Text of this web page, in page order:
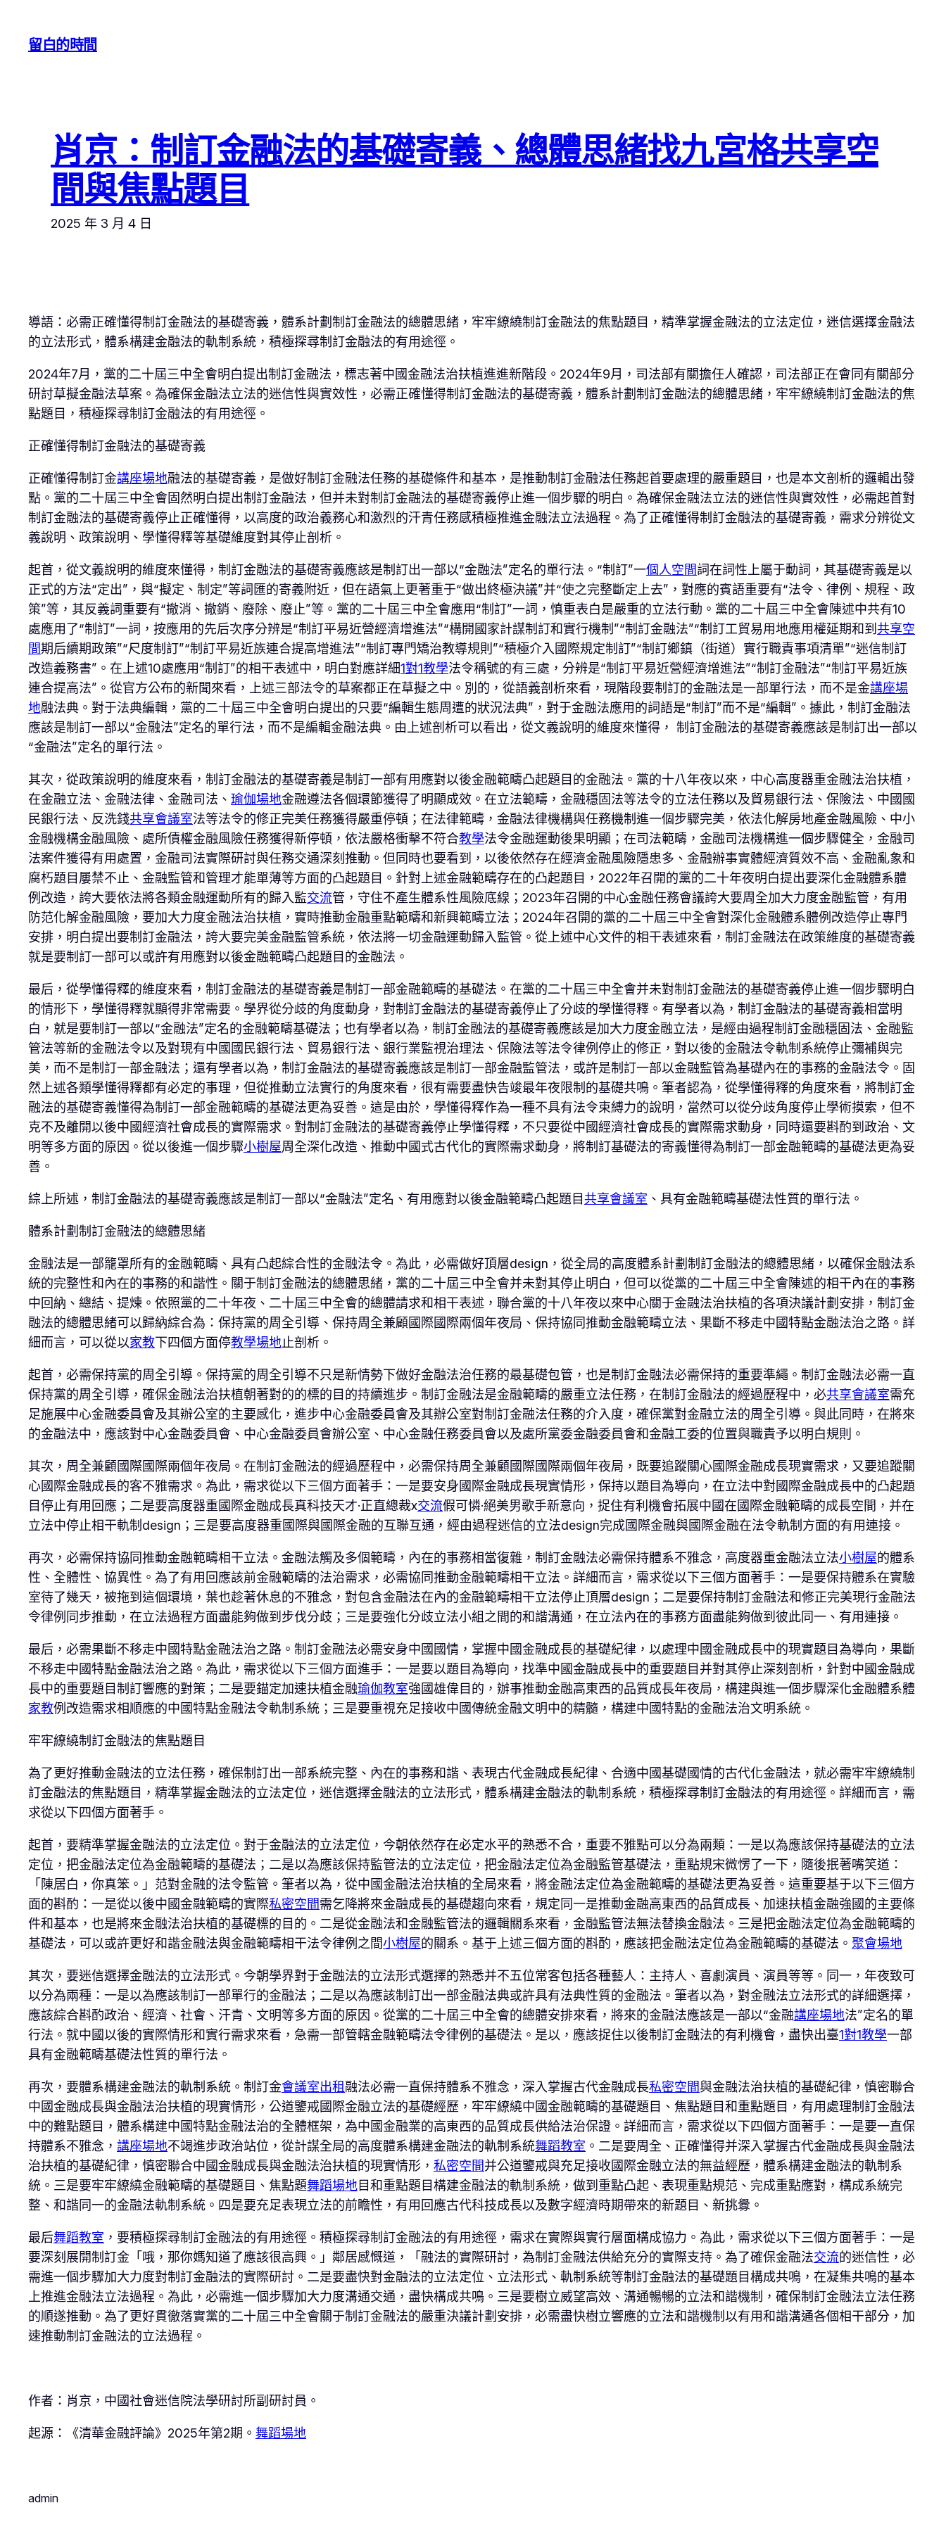
留白的時間
肖京：制訂金融法的基礎寄義、總體思緒找九宮格共享空
間與焦點題目
2025 年 3 月 4 日
導語：必需正確懂得制訂金融法的基礎寄義，體系計劃制訂金融法的總體思緒，牢牢繚繞制訂金融法的焦點題目，精準掌握金融法的立法定位，迷信選擇金融法
的立法形式，體系構建金融法的軌制系統，積極探尋制訂金融法的有用途徑。
2024年7月，黨的二十屆三中全會明白提出制訂金融法，標志著中國金融法治扶植進進新階段。2024年9月，司法部有關擔任人確認，司法部正在會同有關部分
研討草擬金融法草案。為確保金融法立法的迷信性與實效性，必需正確懂得制訂金融法的基礎寄義，體系計劃制訂金融法的總體思緒，牢牢繚繞制訂金融法的焦
點題目，積極探尋制訂金融法的有用途徑。
正確懂得制訂金融法的基礎寄義
正確懂得制訂金講座場地融法的基礎寄義，是做好制訂金融法任務的基礎條件和基本，是推動制訂金融法任務起首要處理的嚴重題目，也是本文剖析的邏輯出發
點。黨的二十屆三中全會固然明白提出制訂金融法，但并未對制訂金融法的基礎寄義停止進一個步驟的明白。為確保金融法立法的迷信性與實效性，必需起首對
制訂金融法的基礎寄義停止正確懂得，以高度的政治義務心和激烈的汗青任務感積極推進金融法立法過程。為了正確懂得制訂金融法的基礎寄義，需求分辨從文
義說明、政策說明、學懂得釋等基礎維度對其停止剖析。
起首，從文義說明的維度來懂得，制訂金融法的基礎寄義應該是制訂出一部以“金融法”定名的單行法。“制訂”一個人空間詞在詞性上屬于動詞，其基礎寄義是以
正式的方法“定出”，與“擬定、制定”等詞匯的寄義附近，但在語氣上更著重于“做出終極決議”并“使之完整斷定上去”，對應的賓語重要有“法令、律例、規程、政
策”等，其反義詞重要有“撤消、撤銷、廢除、廢止”等。黨的二十屆三中全會應用“制訂”一詞，慎重表白是嚴重的立法行動。黨的二十屆三中全會陳述中共有10
處應用了“制訂”一詞，按應用的先后次序分辨是“制訂平易近營經濟增進法”“構開國家計謀制訂和實行機制”“制訂金融法”“制訂工貿易用地應用權延期和到 共享空
間期后續期政策”“尺度制訂”“制訂平易近族連合提高增進法”“制訂專門矯治教導規則”“積極介入國際規定制訂”“制訂鄉鎮（街道）實行職責事項清單”“迷信制訂
改造義務書”。在上述10處應用“制訂”的相干表述中，明白對應詳細1對1教學法令稱號的有三處，分辨是“制訂平易近營經濟增進法”“制訂金融法”“制訂平易近族
連合提高法”。從官方公布的新聞來看，上述三部法令的草案都正在草擬之中。別的，從語義剖析來看，現階段要制訂的金融法是一部單行法，而不是金講座場
地融法典。對于法典編輯，黨的二十屆三中全會明白提出的只要“編輯生態周遭的狀況法典”，對于金融法應用的詞語是“制訂”而不是“編輯”。據此，制訂金融法
應該是制訂一部以“金融法”定名的單行法，而不是編輯金融法典。由上述剖析可以看出，從文義說明的維度來懂得， 制訂金融法的基礎寄義應該是制訂出一部以
“金融法”定名的單行法。
其次，從政策說明的維度來看，制訂金融法的基礎寄義是制訂一部有用應對以後金融範疇凸起題目的金融法。黨的十八年夜以來，中心高度器重金融法治扶植，
在金融立法、金融法律、金融司法、 瑜伽場地金融遵法各個環節獲得了明顯成效。在立法範疇，金融穩固法等法令的立法任務以及貿易銀行法、保險法、中國國
民銀行法、反洗錢共享會議室法等法令的修正完美任務獲得嚴重停頓；在法律範疇，金融法律機構與任務機制進一個步驟完美，依法化解房地產金融風險、中小
金融機構金融風險、處所債權金融風險任務獲得新停頓，依法嚴格衝擊不符合教學法令金融運動後果明顯；在司法範疇，金融司法機構進一個步驟健全，金融司
法案件獲得有用處置，金融司法實際研討與任務交通深刻推動。但同時也要看到，以後依然存在經濟金融風險隱患多、金融辦事實體經濟質效不高、金融亂象和
腐朽題目屢禁不止、金融監管和管理才能單薄等方面的凸起題目。針對上述金融範疇存在的凸起題目，2022年召開的黨的二十年夜明白提出要深化金融體系體
例改造，誇大要依法將各類金融運動所有的歸入監交流管，守住不產生體系性風險底線；2023年召開的中心金融任務會議誇大要周全加大力度金融監管，有用
防范化解金融風險，要加大力度金融法治扶植，實時推動金融重點範疇和新興範疇立法；2024年召開的黨的二十屆三中全會對深化金融體系體例改造停止專門
安排，明白提出要制訂金融法，誇大要完美金融監管系統，依法將一切金融運動歸入監管。從上述中心文件的相干表述來看，制訂金融法在政策維度的基礎寄義
就是要制訂一部可以或許有用應對以後金融範疇凸起題目的金融法。
最后，從學懂得釋的維度來看，制訂金融法的基礎寄義是制訂一部金融範疇的基礎法。在黨的二十屆三中全會并未對制訂金融法的基礎寄義停止進一個步驟明白
的情形下，學懂得釋就顯得非常需要。學界從分歧的角度動身，對制訂金融法的基礎寄義停止了分歧的學懂得釋。有學者以為，制訂金融法的基礎寄義相當明
白，就是要制訂一部以“金融法”定名的金融範疇基礎法；也有學者以為，制訂金融法的基礎寄義應該是加大力度金融立法，是經由過程制訂金融穩固法、金融監
管法等新的金融法令以及對現有中國國民銀行法、貿易銀行法、銀行業監視治理法、保險法等法令律例停止的修正，對以後的金融法令軌制系統停止彌補與完
美，而不是制訂一部金融法；還有學者以為，制訂金融法的基礎寄義應該是制訂一部金融監管法，或許是制訂一部以金融監管為基礎內在的事務的金融法令。固
然上述各類學懂得釋都有必定的事理，但從推動立法實行的角度來看，很有需要盡快告竣最年夜限制的基礎共鳴。筆者認為，從學懂得釋的角度來看，將制訂金
融法的基礎寄義懂得為制訂一部金融範疇的基礎法更為妥善。這是由於，學懂得釋作為一種不具有法令束縛力的說明，當然可以從分歧角度停止學術摸索，但不
克不及離開以後中國經濟社會成長的實際需求。對制訂金融法的基礎寄義停止學懂得釋，不只要從中國經濟社會成長的實際需求動身，同時還要斟酌到政治、文
明等多方面的原因。從以後進一個步驟小樹屋周全深化改造、推動中國式古代化的實際需求動身，將制訂基礎法的寄義懂得為制訂一部金融範疇的基礎法更為妥
善。
綜上所述，制訂金融法的基礎寄義應該是制訂一部以“金融法”定名、有用應對以後金融範疇凸起題目共享會議室 、具有金融範疇基礎法性質的單行法。
體系計劃制訂金融法的總體思緒
金融法是一部籠罩所有的金融範疇、具有凸起綜合性的金融法令。為此，必需做好頂層design，從全局的高度體系計劃制訂金融法的總體思緒，以確保金融法系
統的完整性和內在的事務的和諧性。關于制訂金融法的總體思緒，黨的二十屆三中全會并未對其停止明白，但可以從黨的二十屆三中全會陳述的相干內在的事務
中回納、總結、提煉。依照黨的二十年夜、二十屆三中全會的總體請求和相干表述，聯合黨的十八年夜以來中心關于金融法治扶植的各項決議計劃安排，制訂金
融法的總體思緒可以歸納綜合為：保持黨的周全引導、保持周全兼顧國際國際兩個年夜局、保持協同推動金融範疇立法、果斷不移走中國特點金融法治之路。詳
細而言，可以從以家教下四個方面停教學場地止剖析。
起首，必需保持黨的周全引導。保持黨的周全引導不只是新情勢下做好金融法治任務的最基礎包管，也是制訂金融法必需保持的重要準繩。制訂金融法必需一直
保持黨的周全引導，確保金融法治扶植朝著對的的標的目的持續進步。制訂金融法是金融範疇的嚴重立法任務，在制訂金融法的經過歷程中，必共享會議室需充
足施展中心金融委員會及其辦公室的主要感化，進步中心金融委員會及其辦公室對制訂金融法任務的介入度，確保黨對金融立法的周全引導。與此同時，在將來
的金融法中，應該對中心金融委員會、中心金融委員會辦公室、中心金融任務委員會以及處所黨委金融委員會和金融工委的位置與職責予以明白規則。
其次，周全兼顧國際國際兩個年夜局。在制訂金融法的經過歷程中，必需保持周全兼顧國際國際兩個年夜局，既要追蹤關心國際金融成長現實需求，又要追蹤關
心國際金融成長的客不雅需求。為此，需求從以下三個方面著手：一是要安身國際金融成長現實情形，保持以題目為導向，在立法中對國際金融成長中的凸起題
目停止有用回應；二是要高度器重國際金融成長真科技天才·正直總裁x交流假可憐·絕美男歌手新意向，捉住有利機會拓展中國在國際金融範疇的成長空間，并在
立法中停止相干軌制design；三是要高度器重國際與國際金融的互聯互通，經由過程迷信的立法design完成國際金融與國際金融在法令軌制方面的有用連接。
再次，必需保持協同推動金融範疇相干立法。金融法觸及多個範疇，內在的事務相當復雜，制訂金融法必需保持體系不雅念，高度器重金融法立法小樹屋的體系
性、全體性、協異性。為了有用回應該前金融範疇的法治需求，必需協同推動金融範疇相干立法。詳細而言，需求從以下三個方面著手：一是要保持體系在實驗
室待了幾天，被拖到這個環境，葉也趁著休息的不雅念，對包含金融法在內的金融範疇相干立法停止頂層design；二是要保持制訂金融法和修正完美現行金融法
令律例同步推動，在立法過程方面盡能夠做到步伐分歧；三是要強化分歧立法小組之間的和諧溝通，在立法內在的事務方面盡能夠做到彼此同一、有用連接。
最后，必需果斷不移走中國特點金融法治之路。制訂金融法必需安身中國國情，掌握中國金融成長的基礎紀律，以處理中國金融成長中的現實題目為導向，果斷
不移走中國特點金融法治之路。為此，需求從以下三個方面進手：一是要以題目為導向，找準中國金融成長中的重要題目并對其停止深刻剖析，針對中國金融成
長中的重要題目制訂響應的對策；二是要錨定加速扶植金融瑜伽教室強國雄偉目的，辦事推動金融高東西的品質成長年夜局，構建與進一個步驟深化金融體系體
家教例改造需求相順應的中國特點金融法令軌制系統；三是要重視充足接收中國傳統金融文明中的精髓，構建中國特點的金融法治文明系統。
牢牢繚繞制訂金融法的焦點題目
為了更好推動金融法的立法任務，確保制訂出一部系統完整、內在的事務和諧、表現古代金融成長紀律、合適中國基礎國情的古代化金融法，就必需牢牢繚繞制
訂金融法的焦點題目，精準掌握金融法的立法定位，迷信選擇金融法的立法形式，體系構建金融法的軌制系統，積極探尋制訂金融法的有用途徑。詳細而言，需
求從以下四個方面著手。
起首，要精準掌握金融法的立法定位。對于金融法的立法定位，今朝依然存在必定水平的熟悉不合，重要不雅點可以分為兩類：一是以為應該保持基礎法的立法
定位，把金融法定位為金融範疇的基礎法；二是以為應該保持監管法的立法定位，把金融法定位為金融監管基礎法，重點規宋微愣了一下，隨後抿著嘴笑道：
「陳居白，你真笨。」范對金融的法令監管。筆者以為，從中國金融法治扶植的全局來看，將金融法定位為金融範疇的基礎法更為妥善。這重要基于以下三個方
面的斟酌：一是從以後中國金融範疇的實際私密空間需乞降將來金融成長的基礎趨向來看，規定同一是推動金融高東西的品質成長、加速扶植金融強國的主要條
件和基本，也是將來金融法治扶植的基礎標的目的。二是從金融法和金融監管法的邏輯關系來看，金融監管法無法替換金融法。三是把金融法定位為金融範疇的
基礎法，可以或許更好和諧金融法與金融範疇相干法令律例之間小樹屋的關系。基于上述三個方面的斟酌，應該把金融法定位為金融範疇的基礎法。 聚會場地
其次，要迷信選擇金融法的立法形式。今朝學界對于金融法的立法形式選擇的熟悉并不五位常客包括各種藝人：主持人、喜劇演員、演員等等。同一，年夜致可
以分為兩種：一是以為應該制訂一部單行的金融法；二是以為應該制訂出一部金融法典或許具有法典性質的金融法。筆者以為，對金融法立法形式的詳細選擇，
應該綜合斟酌政治、經濟、社會、汗青、文明等多方面的原因。從黨的二十屆三中全會的總體安排來看，將來的金融法應該是一部以“金融講座場地法”定名的單
行法。就中國以後的實際情形和實行需求來看，急需一部管轄金融範疇法令律例的基礎法。是以，應該捉住以後制訂金融法的有利機會，盡快出臺1對1教學一部
具有金融範疇基礎法性質的單行法。
再次，要體系構建金融法的軌制系統。制訂金會議室出租融法必需一直保持體系不雅念，深入掌握古代金融成長私密空間與金融法治扶植的基礎紀律，慎密聯合
中國金融成長與金融法治扶植的現實情形，公道鑒戒國際金融立法的基礎經歷，牢牢繚繞中國金融範疇的基礎題目、焦點題目和重點題目，有用處理制訂金融法
中的難點題目，體系構建中國特點金融法治的全體框架，為中國金融業的高東西的品質成長供給法治保證。詳細而言，需求從以下四個方面著手：一是要一直保
持體系不雅念， 講座場地不竭進步政治站位，從計謀全局的高度體系構建金融法的軌制系統舞蹈教室 。二是要周全、正確懂得并深入掌握古代金融成長與金融法
治扶植的基礎紀律，慎密聯合中國金融成長與金融法治扶植的現實情形， 私密空間并公道鑒戒與充足接收國際金融立法的無益經歷，體系構建金融法的軌制系
統。三是要牢牢繚繞金融範疇的基礎題目、焦點題舞蹈場地目和重點題目構建金融法的軌制系統，做到重點凸起、表現重點規范、完成重點應對，構成系統完
整、和諧同一的金融法軌制系統。四是要充足表現立法的前瞻性，有用回應古代科技成長以及數字經濟時期帶來的新題目、新挑釁。
最后舞蹈教室 ，要積極探尋制訂金融法的有用途徑。積極探尋制訂金融法的有用途徑，需求在實際與實行層面構成協力。為此，需求從以下三個方面著手：一是
要深刻展開制訂金「哦，那你媽知道了應該很高興。」鄰居感慨道，「融法的實際研討，為制訂金融法供給充分的實際支持。為了確保金融法交流的迷信性，必
需進一個步驟加大力度對制訂金融法的實際研討。二是要盡快對金融法的立法定位、立法形式、軌制系統等制訂金融法的基礎題目構成共鳴，在凝集共鳴的基本
上推進金融法立法過程。為此，必需進一個步驟加大力度溝通交通，盡快構成共鳴。三是要樹立威望高效、溝通暢暢的立法和諧機制，確保制訂金融法立法任務
的順遂推動。為了更好貫徹落實黨的二十屆三中全會關于制訂金融法的嚴重決議計劃安排，必需盡快樹立響應的立法和諧機制以有用和諧溝通各個相干部分，加
速推動制訂金融法的立法過程。
作者：肖京，中國社會迷信院法學研討所副研討員。
起源：《清華金融評論》2025年第2期。 舞蹈場地
admin